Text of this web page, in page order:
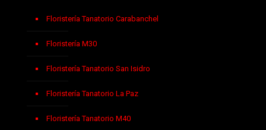
Floristería Tanatorio Carabanchel
Floristería M30
Floristería Tanatorio San Isidro
Floristería Tanatorio La Paz
Floristería Tanatorio M40